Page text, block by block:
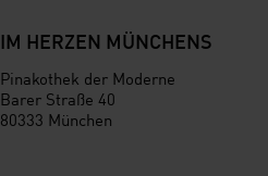
IM HERZEN MÜNCHENS
Pinakothek der Moderne
Barer Straße 40
80333 München